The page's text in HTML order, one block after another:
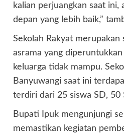
kalian perjuangkan saat ini,
depan yang lebih baik,”
Sekolah Rakyat merupakan
asrama yang
keluarga tidak mampu.
Banyuwangi saat ini
terdiri dari 25 siswa SD, 50
Bupati Ipuk mengunjungi
memastikan kegiatan